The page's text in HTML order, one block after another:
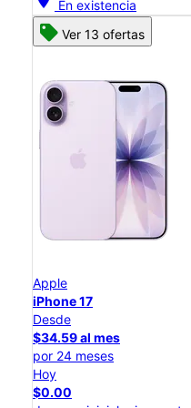
En existencia
Ver 13 ofertas
Apple
iPhone 17
Desde
$34.59 al mes
por 24 meses
Hoy
$0.00